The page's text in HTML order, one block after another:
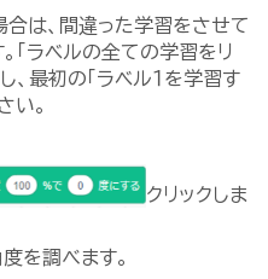
は、間違った学習をさせて
「ラベルの全ての学習をリ
、最初の「ラベル１を学習す
い。
クリックしま
を調べます。